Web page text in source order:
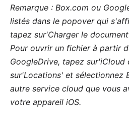
Remarque : Box.com ou
listés dans le popover qui
tapez sur'Charger le
Pour ouvrir un fichier à partir
GoogleDrive, tapez sur'iCloud
sur'Locations' et sélectionnez
autre service cloud que vous
votre appareil iOS.